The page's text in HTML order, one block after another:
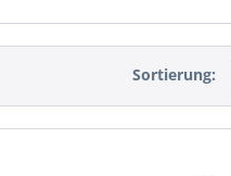
Sortierung: